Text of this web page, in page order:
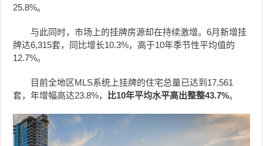
25.8%。
与此同时，市场上的挂牌房源却在持续激增。6月新增挂
牌达6,315套，同比增长10.3%，高于10年季节性平均值的
12.7%。
目前全地区MLS系统上挂牌的住宅总量已达到17,561
套，年增幅高达23.8%，
比10年平均水平高出整整43.7%。